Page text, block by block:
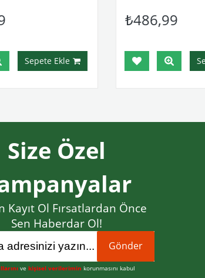
Sepete Ekle
₺486,99
Size Özel
Kayıt Ol Fırsatlardan Önce
Sen Haberdar Ol!
Gönder
vekişisel verilerimin korunmasını kabul